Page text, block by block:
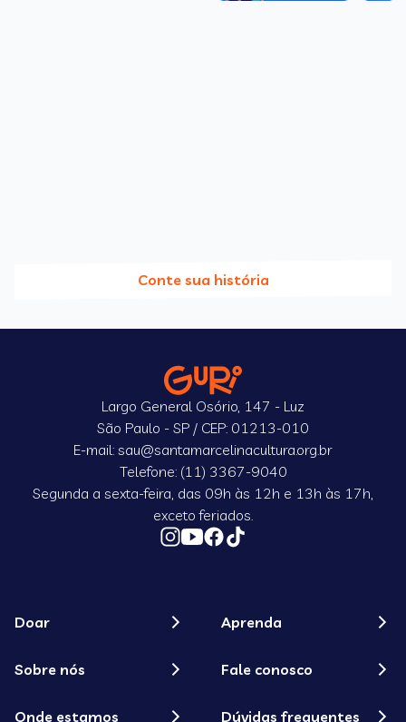
Conte sua história
Largo General Osório, 147 - Luz
São Paulo - SP / CEP: 01213-010
E-mail: sau@santamarcelinacultura.org.br
Telefone: (11) 3367-9040
Segunda a sexta-feira, das 09h às 12h e 13h às 17h,
exceto feriados.
Doar
Sobre nós
Onde estamos
Aprenda
Fale conosco
Dúvidas frequentes